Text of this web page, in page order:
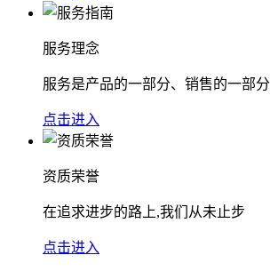
服务理念
服务是产品的一部分、销售的一部分
点击进入
资质荣誉
在追求进步的路上,我们从未止步
点击进入